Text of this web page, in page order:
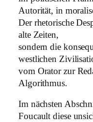
Autorität, in
Der rhetorische
alte Zeiten,
sondern die
westlichen
vom Orator zur
Algorithmus.
Im nächsten
Foucault diese